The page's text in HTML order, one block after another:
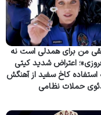
من برای همدلی است نه
اعتراض شدید کیتی
استفاده کاخ سفید از آهنگش
حملات نظامی